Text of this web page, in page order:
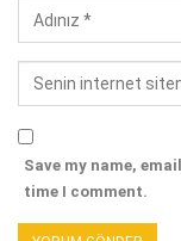
Save my name,
time I comment.